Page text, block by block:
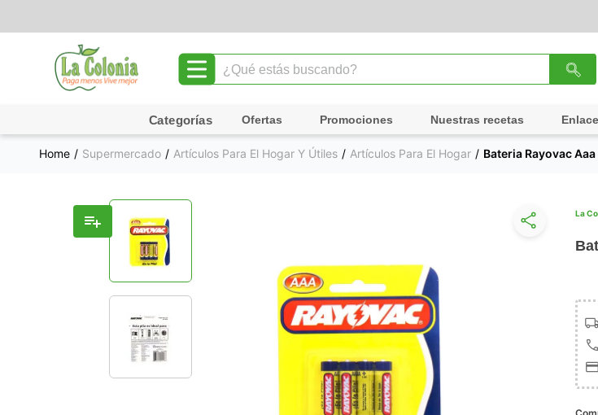
¿Qué estás buscando?
Ofertas Promociones Nuestras recetas
Supermercado Artículos Para El Hogar Y Útiles Artículos Para El Hogar Bateria Rayovac
La
TÉRMINOS MÁS BUSCADOS
1.
leche
queso
galletas